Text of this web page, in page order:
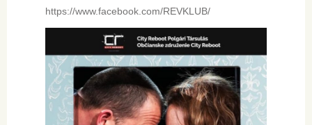
https://www.facebook.com/REVKLUB/